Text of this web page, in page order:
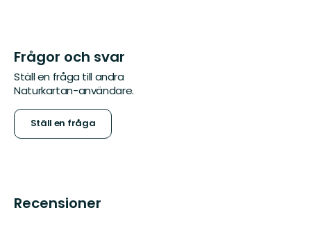
Frågor och svar
Ställ en fråga till andra
Naturkartan-användare.
Ställ en fråga
Recensioner